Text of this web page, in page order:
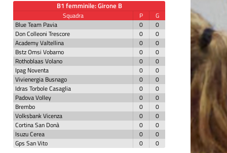
B1 femminile: Girone B
Squadra P
G
Blue Team Pavia
0
0
Don Colleoni Trescore
0
0
Academy Valtellina
0
0
Bstz Omsi Vobarno
0
0
Rothoblaas Volano
0
0
Ipag Noventa
0
0
Vivienergia Busnago
0
0
Idras Torbole Casaglia
0
0
Padova Volley
0
0
Brembo
0
0
Volksbank Vicenza
0
0
Cortina San Donà
0
0
Isuzu Cerea
0
0
Gps San Vito
0 0